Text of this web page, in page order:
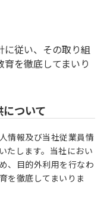
に従い、その取り組
を徹底してまいり
ついて
情報及び当社従業員情
たします。当社におい
、目的外利用を行なわ
を徹底してまいりま